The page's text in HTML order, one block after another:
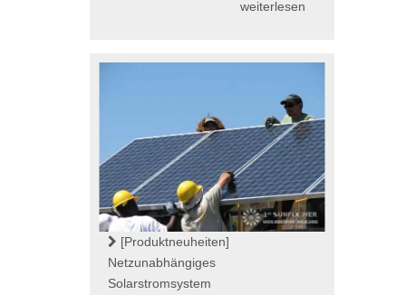
weiterlesen
[Produktneuheiten]
Netzunabhängiges
Solarstromsystem